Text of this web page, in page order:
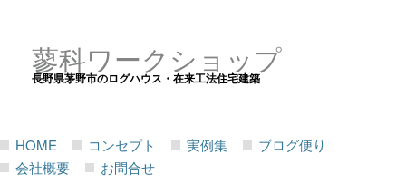
蓼科ワークショップ
長野県茅野市のログハウス・在来工法住宅建築
HOME コンセプト 実例集
ブログ便り
会社概要
お問合せ